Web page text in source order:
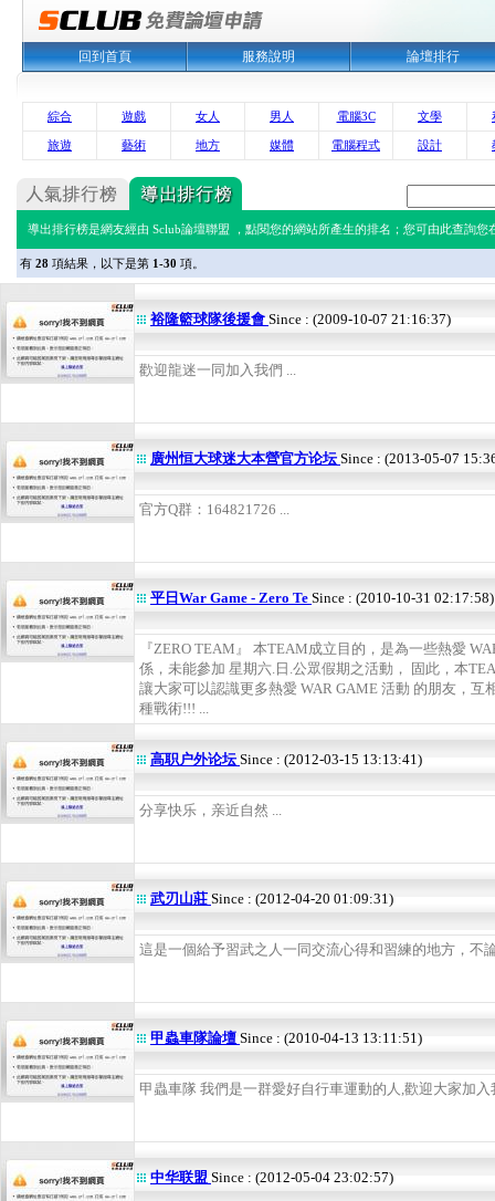
回到首頁 服務說明 論壇排行
綜合 遊戲 女人 男人 電腦3C 文學
旅遊 藝術 地方 媒體 電腦程式 設計
導出排行榜是網友經由 Sclub論壇聯盟 ，點閱您的網站所產生的排名；您可由此查詢您
有 28 項結果，以下是第 1-30 項。
裕隆籃球隊後援會 Since : (2009-10-07 21:16:37)
歡迎龍迷一同加入我們 ...
廣州恒大球迷大本營官方论坛Since : (2013-05-07
官方Q群：164821726 ...
平日War Game - Zero Te Since : (2010-10-31 02:17:58)
『ZERO TEAM』 本TEAM成立目的，是為一些熱愛
係，未能參加 星期六.日.公眾假期之活動， 固此，本
讓大家可以認識更多熱愛 WAR GAME 活動 的朋友，
種戰術!!! ...
高职户外论坛Since : (2012-03-15 13:13:41)
分享快乐，亲近自然 ...
武刃山莊 Since : (2012-04-20 01:09:31)
這是一個給予習武之人一同交流心得和習練的地方，不
甲蟲車隊論壇 Since : (2010-04-13 13:11:51)
甲蟲車隊 我們是一群愛好自行車運動的人,歡迎大家加
中华联盟 Since : (2012-05-04 23:02:57)